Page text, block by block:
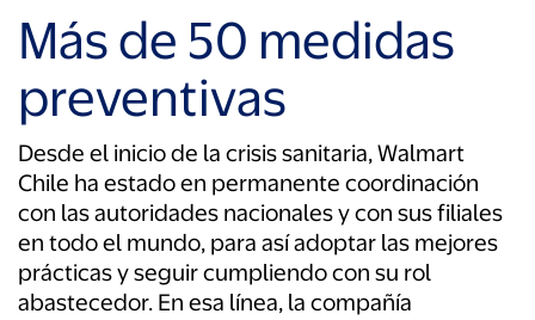
Más de 50 medidas
preventivas
Desde el inicio de la crisis sanitaria, Walmart
Chile ha estado en permanente coordinación
con las autoridades nacionales y con sus filiales
en todo el mundo, para así adoptar las mejores
prácticas y seguir cumpliendo con su rol
abastecedor. En esa línea, la compañía